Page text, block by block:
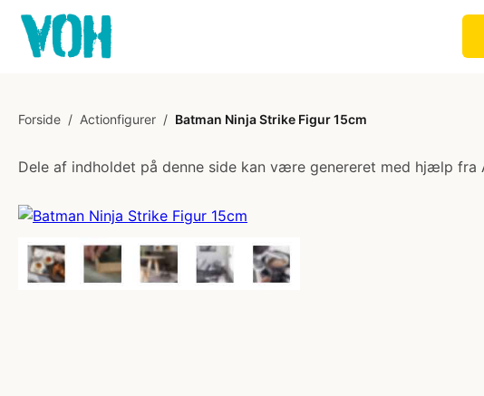
Forside / Actionfigurer / Batman Ninja Strike Figur 15cm
Dele af indholdet på denne side kan være genereret med hjælp fra